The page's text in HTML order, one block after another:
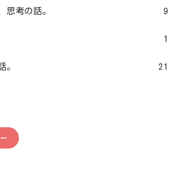
思考の話。 9
1
。 21